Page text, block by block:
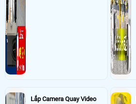
Lắp Camera Quay Video